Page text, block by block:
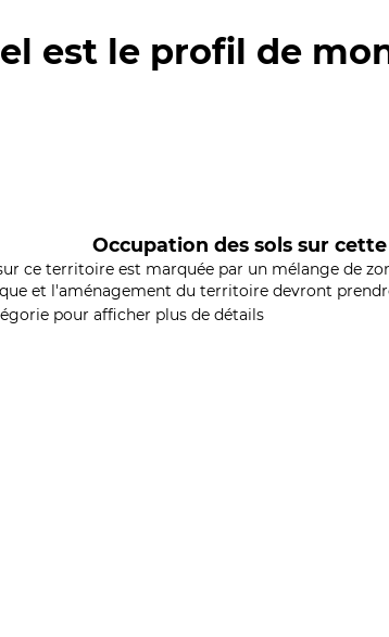
est le profil de
Occupation des sols sur
ce territoire est marquée par un mélange de
et l'aménagement du territoire devront
pour afficher plus de détails